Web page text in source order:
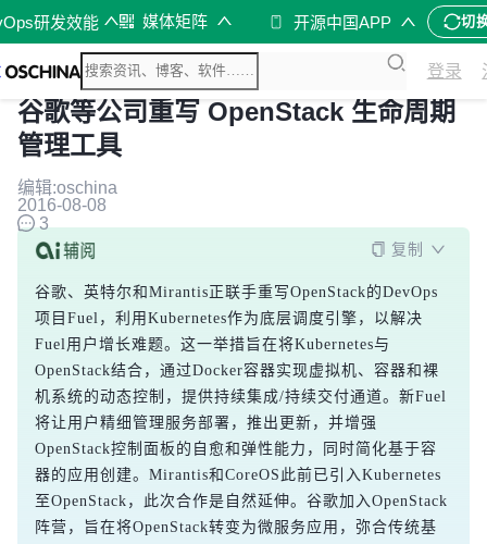
研发效能 媒体矩阵 开源中国APP 切
登录
谷歌等公司重写 OpenStack 生命周期
管理工具
编辑:oschina
2016-08-08
3
复制
谷歌、英特尔和Mirantis正联手重写OpenStack的DevOps
项目Fuel，利用Kubernetes作为底层调度引擎，以解决
Fuel用户增长难题。这一举措旨在将Kubernetes与
OpenStack结合，通过Docker容器实现虚拟机、容器和裸
机系统的动态控制，提供持续集成/持续交付通道。新Fuel
将让用户精细管理服务部署，推出更新，并增强
OpenStack控制面板的自愈和弹性能力，同时简化基于容
器的应用创建。Mirantis和CoreOS此前已引入Kubernetes
至OpenStack，此次合作是自然延伸。谷歌加入OpenStack
阵营，旨在将OpenStack转变为微服务应用，弥合传统基